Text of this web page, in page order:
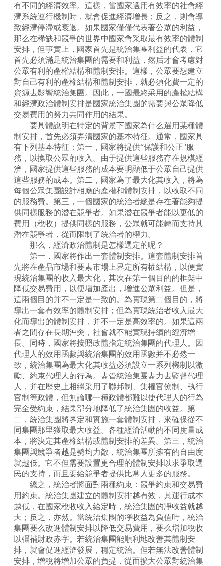
有不同的經濟效率。這樣，當國家選用有效率的社會經
濟系統運行機制時，就會促進經濟增長；反之，則會導
致經濟停滯或衰退。如果國家僅僅代表著公眾的利益，
那么在稀缺和競爭的世界中國家會采取最有效率的體制
安排，但事實上，國家首先是統治集團利益的代表，它
首先必須滿足統治集團的需要和利益，然后才會考慮對
公眾有利的產權結構和體制安排。這樣，公眾要想建立
對自己有利的產權結構和體制安排，就必須化費一定的
資源去影響統治集團。因此，一國最終采用的產權結構
和經濟政治體制安排是國家統治集團的需要與公眾降低
交易費用的努力共同作用的結果。
要具體說明在特定的背景下國家為什么選用某種體
制安排，首先必須弄清國家的基本特征。通常，國家具
有下列基本特征：第一，國家將提供“保護和公正”服
務，以換取公眾的收入。由于提供這些服務存在規模經
濟，國家提供這些服務的成本要明顯低于公眾自己提供
這些服務的成本。第二，國家為了最大化其收入，將為
每個公眾集團設計相應的產權和體制安排，以收取不同
的服務費。第三，一個國家的統治者總是存在著能夠提
供同樣服務的潛在競爭者。如果潛在競爭者能以更低的
費用（稅收）提供同樣的服務，公眾就可能轉而支持其
潛在競爭者，從而限制了統治者的權力。
那么，經濟政治體制是怎樣選定的呢？
第一，國家將作出一套體制安排。這套體制安排首
先將在產品市場和要素市場上界定所有權結構，以便實
現統治集團的收入最大化，其次在第一個目的的框架中
降低交易費用，以便增加產出，增進公眾利益。但是，
這兩個目的并不一定是一致的。為實現第二個目的，將
導出一套有效率的體制安排；但為實現統治者收入最大
化而導出的體制安排，并不一定是高效率的。如果這兩
者之間存在長期沖突，社會就不能實現持續的經濟增
長。同時，國家將按照政體指定統治集團的代理人。因
代理人的效用函數與統治集團的效用函數并不必然一
致，統治集團為最大化其收益必須設立一系列機制以激
勵、約束代理人的行為。盡管統治集團盡力去監督代理
人，并在歷史上相繼采用了聯邦制、集權官僚制、執行
官制等政體，但無論哪一種政體都難以使代理人的行為
完全受約束，結果部分地降低了統治集團的收益。第
二，統治集團將界定和實施一套體制安排，來確保從不
同集團那里獲取最大收益。各種經濟活動的不同度量成
本，將決定其產權結構或體制安排的差異。第三，統治
集團與競爭者越是勢均力敵，統治集團所擁有的自由度
就越低。它不但需要設置更合理的體制安排以求爭取選
民的支持，而且要給競爭者提供比常人更多的服務。
總之，統治者將面對兩種約束：競爭約束和交易費
用約束。統治集團建立的體制安排越有效，其運行成本
越低，在國家稅收收入給定時，統治集團的凈收益就越
大；反之，亦然。當統治集團的凈收益為負值時，統治
集團要么改進體制安排以降低交易費用，要么增加稅收
以彌補財政赤字。若統治集團能順利地改善其體制安
排，就會促進經濟發展，穩定統治。但若無法改善體制
安排，增稅將增加公眾的負提，從而擴大公眾對統治集